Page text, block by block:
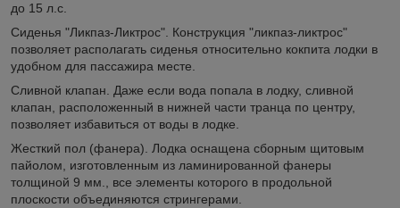
до 15 л.с.
Сиденья "Ликпаз-Ликтрос". Конструкция "ликпаз-ликтрос"
позволяет располагать сиденья относительно кокпита лодки в
удобном для пассажира месте.
Сливной клапан. Даже если вода попала в лодку, сливной
клапан, расположенный в нижней части транца по центру,
позволяет избавиться от воды в лодке.
Жесткий пол (фанера). Лодка оснащена сборным щитовым
пайолом, изготовленным из ламинированной фанеры
толщиной 9 мм., все элементы которого в продольной
плоскости объединяются стрингерами.